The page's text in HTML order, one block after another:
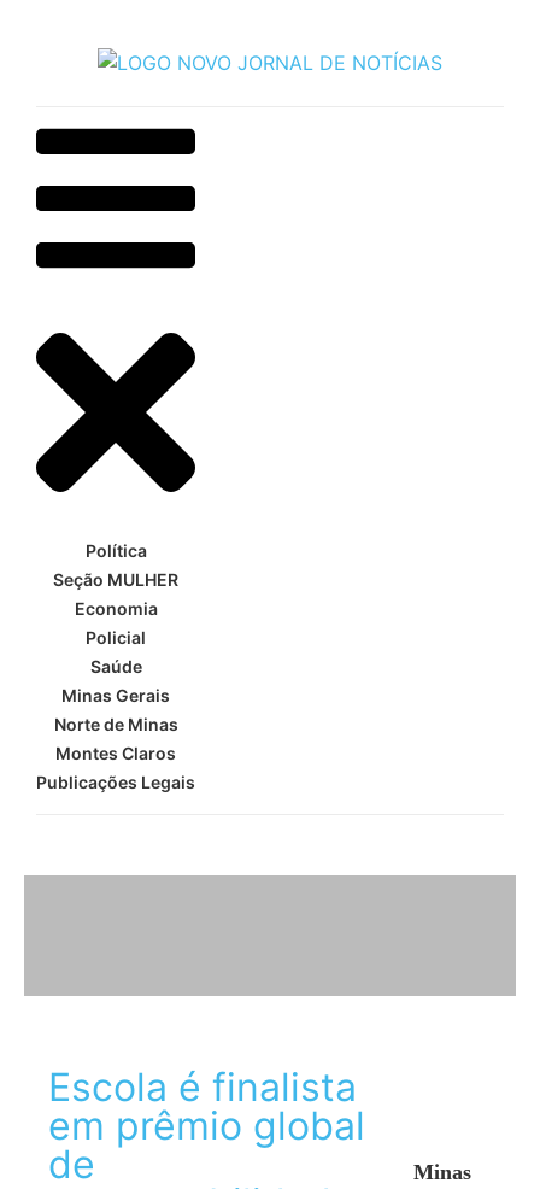
Política
Seção MULHER
Economia
Policial
Saúde
Minas Gerais
Norte de Minas
Montes Claros
Publicações Legais
Escola é finalista
em prêmio global
de
Minas